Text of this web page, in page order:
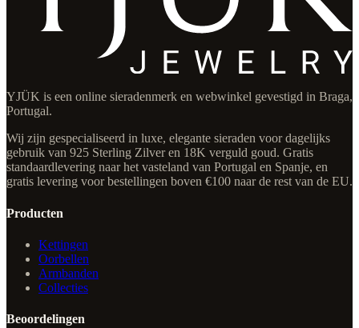
YJÜK is een online sieradenmerk en webwinkel gevestigd in Braga,
Portugal.
Wij zijn gespecialiseerd in luxe, elegante sieraden voor dagelijks
gebruik van 925 Sterling Zilver en 18K verguld goud. Gratis
standaardlevering naar het vasteland van Portugal en Spanje, en
gratis levering voor bestellingen boven €100 naar de rest van de EU.
Producten
Kettingen
Oorbellen
Armbanden
Collecties
Beoordelingen